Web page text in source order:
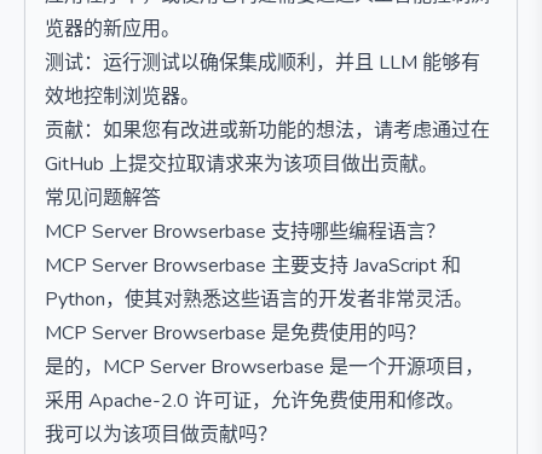
览器的新应用。
测试：运行测试以确保集成顺利，并且 LLM 能够有
效地控制浏览器。
贡献：如果您有改进或新功能的想法，请考虑通过在
GitHub 上提交拉取请求来为该项目做出贡献。
常见问题解答
MCP Server Browserbase 支持哪些编程语言？
MCP Server Browserbase 主要支持 JavaScript 和
Python，使其对熟悉这些语言的开发者非常灵活。
MCP Server Browserbase 是免费使用的吗？
是的，MCP Server Browserbase 是一个开源项目，
采用 Apache-2.0 许可证，允许免费使用和修改。
我可以为该项目做贡献吗？